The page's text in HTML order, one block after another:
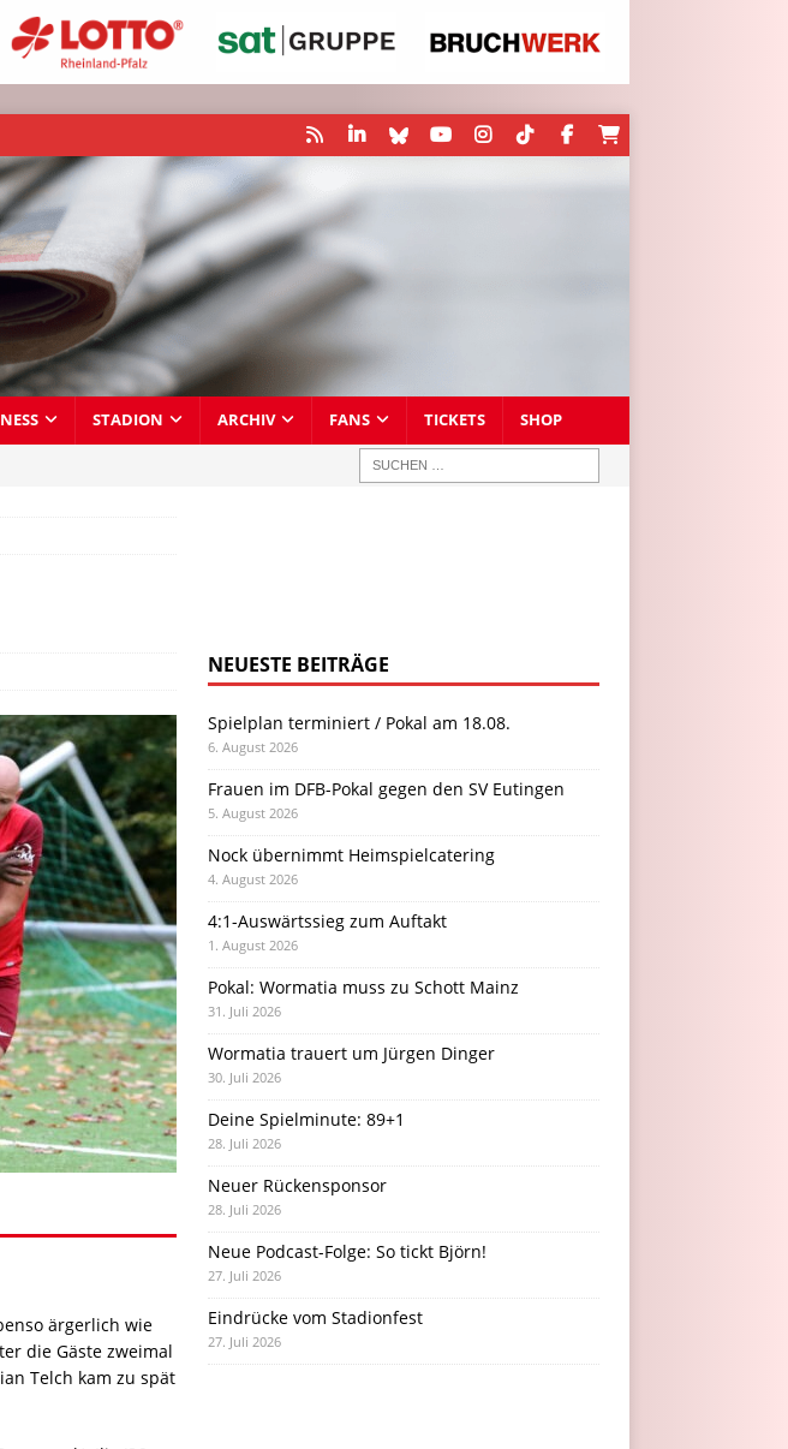
STADION ARCHIV FANS TICKETS SHOP
ärgerlich wie
die Gäste zweimal
Telch kam zu spät
NEUESTE BEITRÄGE
Spielplan terminiert / Pokal am 18.08.
6. August 2026
Frauen im DFB-Pokal gegen den SV Eutingen
5. August 2026
Nock übernimmt Heimspielcatering
4. August 2026
4:1-Auswärtssieg zum Auftakt
1. August 2026
Pokal: Wormatia muss zu Schott Mainz
31. Juli 2026
Wormatia trauert um Jürgen Dinger
30. Juli 2026
Deine Spielminute: 89+1
28. Juli 2026
Neuer Rückensponsor
28. Juli 2026
Neue Podcast-Folge: So tickt Björn!
27. Juli 2026
Eindrücke vom Stadionfest
27. Juli 2026